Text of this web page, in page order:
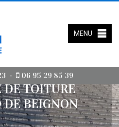
- 06 95 29 85 39
MENU
TOITURE
BEIGNON